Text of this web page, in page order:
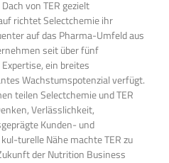
von TER gezielt
richtet Selectchemie ihr
auf das Pharma-Umfeld aus
seit über fünf
ein breites
Wachstumspotenzial verfügt.
teilen Selectchemie und TER
Verlässlichkeit,
Kunden- und
turelle Nähe machte TER zu
der Nutrition Business